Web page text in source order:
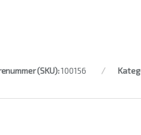
(SKU):100156